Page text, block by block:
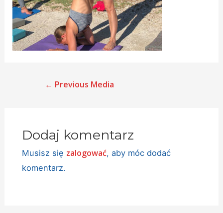
← Previous Media
Dodaj komentarz
Musisz się zalogować, aby móc dodać
komentarz.